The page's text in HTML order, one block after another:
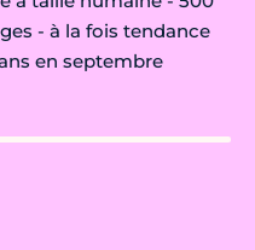
- à la fois tendance
en septembre